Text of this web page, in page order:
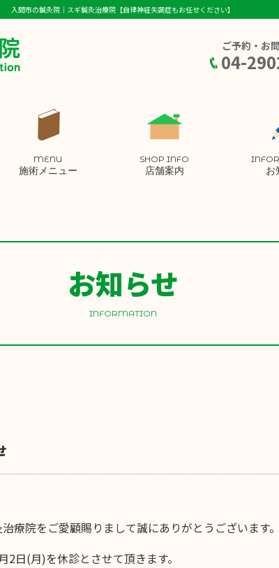
入間市の鍼灸院｜スギ鍼灸治療院【自律神経失調症もお任せください】
ご予約・お
04-
施術メニュー
MENU
店舗案内
SHOP INFO
お
お知らせ
INFORMATION
療院をご愛顧賜りまして誠にありがとうございます。
2日(月)を休診とさせて頂きます。